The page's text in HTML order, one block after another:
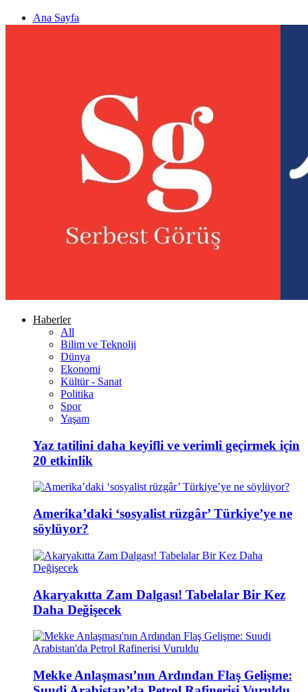
Ana Sayfa
Haberler
All
Bilim ve Teknolji
Dünya
Ekonomi
Kültür - Sanat
Politika
Spor
Yaşam
Yaz tatilini daha keyifli ve verimli geçirmek için
20 etkinlik
Amerika’daki ‘sosyalist rüzgâr’ Türkiye’ye ne
söylüyor?
Akaryakıtta Zam Dalgası! Tabelalar Bir Kez
Daha Değişecek
Mekke Anlaşması’nın Ardından Flaş Gelişme: